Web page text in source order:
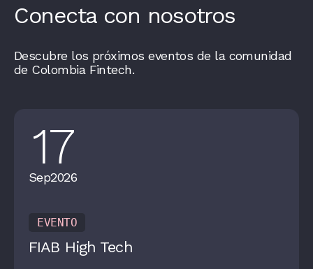
Conecta con nosotros
Descubre los próximos eventos de la comunidad
de Colombia Fintech.
17
Sep2026
EVENTO
FIAB High Tech